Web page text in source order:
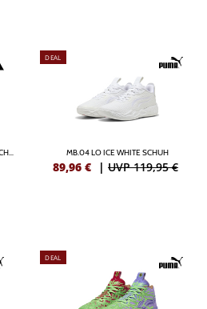
ADIZERO SELECT 2.0 LOW TRAINERS SCHUH
DEAL
MB.04 LO ICE WHITE SCHUH
89,96 € | UVP 119,95 €
DEAL